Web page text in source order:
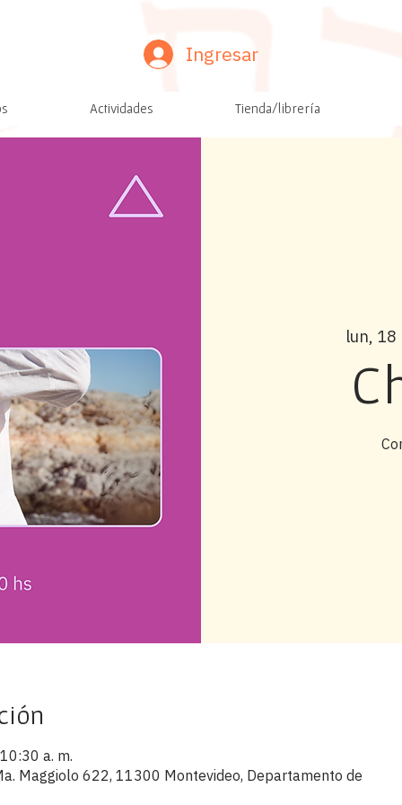
Ingresar
Actividades Tienda/librería
lun, 18
a. m.
Maggiolo 622, 11300 Montevideo, Departamento de